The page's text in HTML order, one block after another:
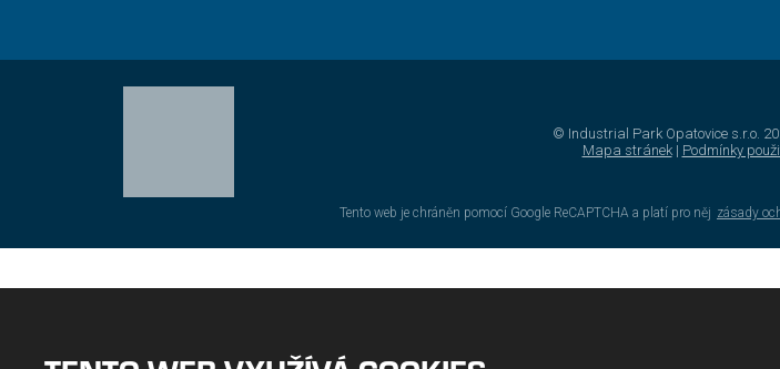
© Industrial Park Opatovice s.r.o.
Mapa stránek | Podmínky
Tento web je chráněn pomocí Google ReCAPTCHA a platí pro něj zásady